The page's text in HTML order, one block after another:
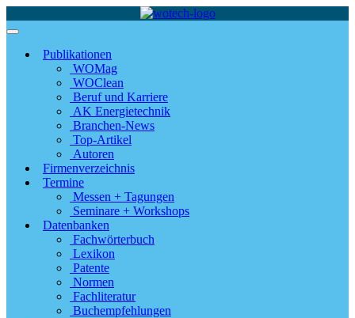
Publikationen
WOMag
WOClean
Beruf und Karriere
AK Energietechnik
Branchen-News
Top-Artikel
Autoren
Firmenverzeichnis
Termine
Messen + Tagungen
Seminare + Workshops
Datenbanken
Fachwörterbuch
Lexikon
Patente
Normen
Fachliteratur
Buchempfehlungen